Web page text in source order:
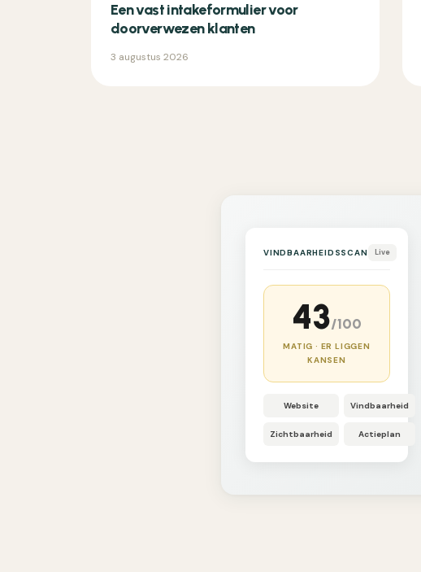
Een vast intakeformulier voor
doorverwezen klanten
3 augustus 2026
VINDBAARHEIDSSCAN Live
43/100
MATIG · ER LIGGEN
KANSEN
Website Vindbaarheid
Zichtbaarheid Actieplan